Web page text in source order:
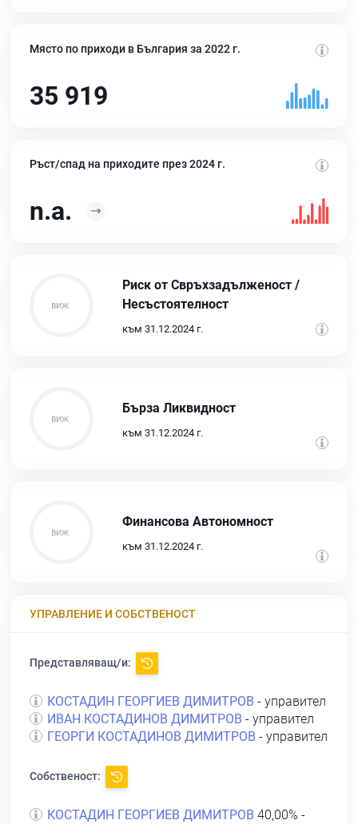
Място по приходи в България за 2022 г.
35 919
Ръст/спад на приходите през 2024 г.
n.a.
Риск от Свръхзадълженост /
Несъстоятелност
към 31.12.2024 г.
Бърза Ликвидност
към 31.12.2024 г.
Финансова Автономност
към 31.12.2024 г.
УПРАВЛЕНИЕ И СОБСТВЕНОСТ
Представляващ/и:
КОСТАДИН ГЕОРГИЕВ ДИМИТРОВ - управител
ИВАН КОСТАДИНОВ ДИМИТРОВ - управител
ГЕОРГИ КОСТАДИНОВ ДИМИТРОВ - управител
Собственост:
КОСТАДИН ГЕОРГИЕВ ДИМИТРОВ 40,00% -